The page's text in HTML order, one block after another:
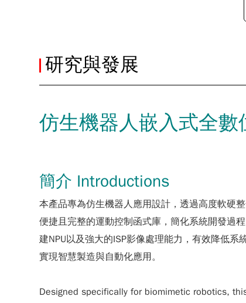
研究與發展
仿生機器人嵌入式全數
簡介 Introductions
本產品專為仿生機器人應用設計，透過高度軟硬
便捷且完整的運動控制函式庫，簡化系統開發過
建NPU以及強大的ISP影像處理能力，有效降低
實現智慧製造與自動化應用。
Designed specifically for biomimetic robotics,